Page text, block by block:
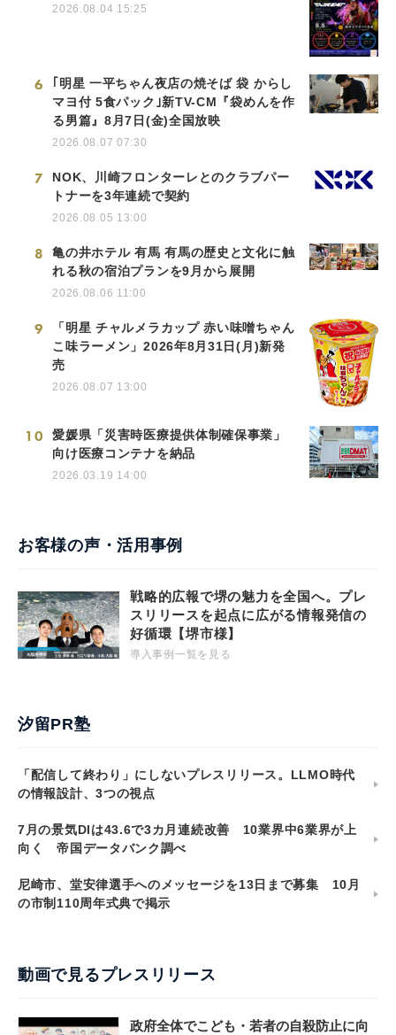
2026.08.04 15:25
6
｢明星 一平ちゃん夜店の焼そば 袋 からし
マヨ付 5食パック｣新TV-CM『袋めんを作
る男篇』8月7日(金)全国放映
2026.08.07 07:30
7
NOK、川崎フロンターレとのクラブパー
トナーを3年連続で契約
2026.08.05 13:00
8
亀の井ホテル 有馬 有馬の歴史と文化に触
れる秋の宿泊プランを9月から展開
2026.08.06 11:00
9
「明星 チャルメラカップ 赤い味噌ちゃん
こ味ラーメン」2026年8月31日(月)新発
売
2026.08.07 13:00
10
愛媛県「災害時医療提供体制確保事業」
向け医療コンテナを納品
2026.03.19 14:00
お客様の声・活用事例
戦略的広報で堺の魅力を全国へ。プレ
スリリースを起点に広がる情報発信の
好循環【堺市様】
導入事例一覧を見る
汐留PR塾
「配信して終わり」にしないプレスリリース。LLMO時代
の情報設計、3つの視点
7月の景気DIは43.6で3カ月連続改善 10業界中6業界が上
向く 帝国データバンク調べ
尼崎市、堂安律選手へのメッセージを13日まで募集 10月
の市制110周年式典で掲示
動画で見るプレスリリース
政府全体でこども・若者の自殺防止に向